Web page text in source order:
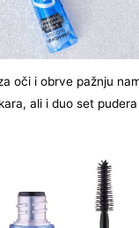
oči i obrve pažnju
ali i duo set